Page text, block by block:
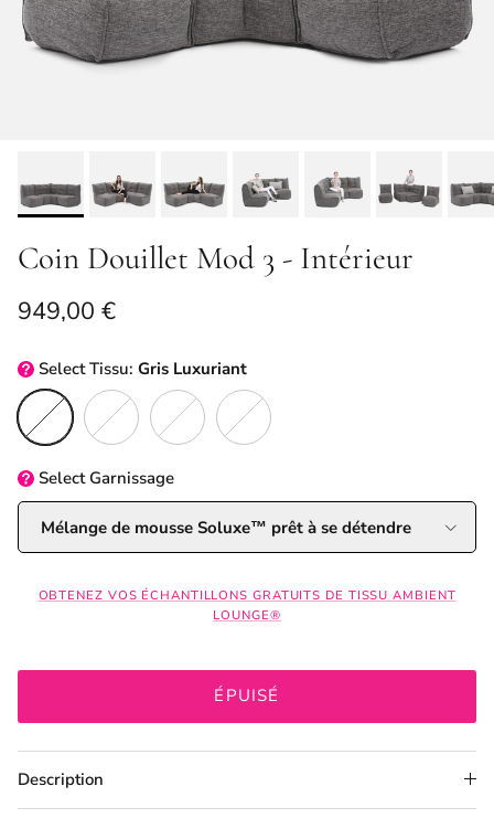
Coin Douillet Mod 3 - Intérieur
Prix habituel
949,00 €
SelectTissu: Gris Luxuriant
Gris LuxuriantSaphir NoirTissage Écologique
Gris Keystone
Select Garnissage
Mélange de mousse Soluxe™ prêt à se détendre
OBTENEZ VOS ÉCHANTILLONS GRATUITS DE TISSU AMBIENT
LOUNGE®
ÉPUISÉ
Description